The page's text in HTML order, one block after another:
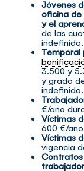
Jóvenes
oficina de
y el
de las
indefinido.
Temporal
3.500 y
y grado
indefinido.
€/año
Víctimas
600 €/
Víctimas
vigencia